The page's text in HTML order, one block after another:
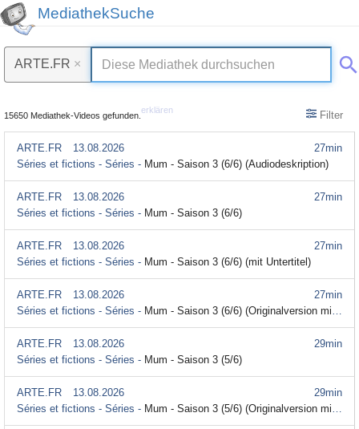
MediathekSuche
ARTE.FR ×
15650 Mediathek-Videos gefunden.
erklären Filter
27min
ARTE.FR
13.08.2026
Séries et fictions - Séries - Mum - Saison 3 (6/6) (Audiodeskription)
27min
ARTE.FR
13.08.2026
Séries et fictions - Séries - Mum - Saison 3 (6/6)
27min
ARTE.FR
13.08.2026
Séries et fictions - Séries - Mum - Saison 3 (6/6) (mit Untertitel)
27min
ARTE.FR
13.08.2026
Séries et fictions - Séries - Mum - Saison 3 (6/6) (Originalversion mit Untertitel)
29min
ARTE.FR
13.08.2026
Séries et fictions - Séries - Mum - Saison 3 (5/6)
29min
ARTE.FR
13.08.2026
Séries et fictions - Séries - Mum - Saison 3 (5/6) (Originalversion mit Untertitel)